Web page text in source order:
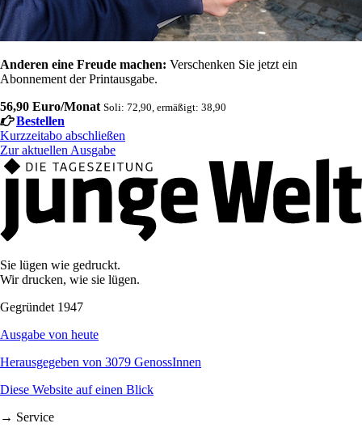
Anderen eine Freude machen: Verschenken Sie jetzt ein
Abonnement der Printausgabe.
56,90 Euro/Monat Soli: 72,90, ermäßigt: 38,90
Bestellen
Kurzzeitabo abschließen
Zur aktuellen Ausgabe
Sie lügen wie gedruckt.
Wir drucken, wie sie lügen.
Gegründet 1947
Ausgabe von heute
Herausgegeben von 3079 GenossInnen
Diese Website auf einen Blick
→ Service